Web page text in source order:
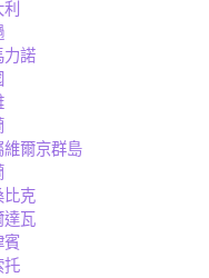
力諾
維爾京群島
比克
達瓦
賓
托